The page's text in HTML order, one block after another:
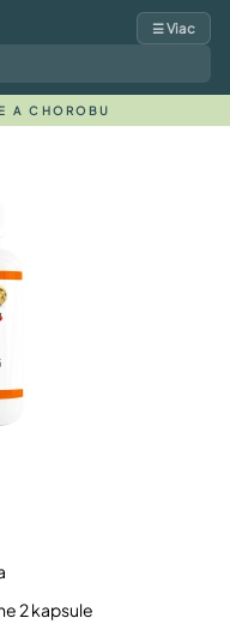
☰ Viac
A CHOROBU
2 kapsule